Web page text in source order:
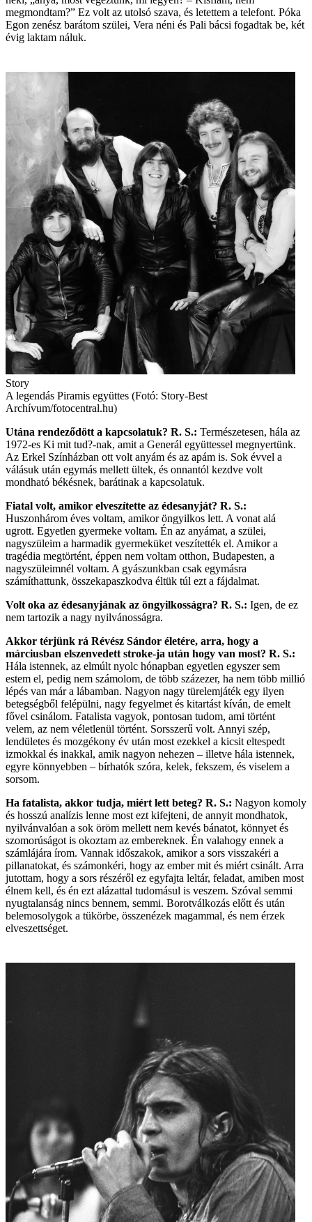
megmondtam?” Ez volt az utolsó szava, és letettem a telefont. Póka
Egon zenész barátom szülei, Vera néni és Pali bácsi fogadtak be, két
évig laktam náluk.
Story
A legendás Piramis együttes (Fotó: Story-Best
Archívum/fotocentral.hu)
Utána rendeződött a kapcsolatuk? R. S.: Természetesen, hála az
1972-es Ki mit tud?-nak, amit a Generál együttessel megnyertünk.
Az Erkel Színházban ott volt anyám és az apám is. Sok évvel a
válásuk után egymás mellett ültek, és onnantól kezdve volt
mondható békésnek, barátinak a kapcsolatuk.
Fiatal volt, amikor elveszítette az édesanyját? R. S.:
Huszonhárom éves voltam, amikor öngyilkos lett. A vonat alá
ugrott. Egyetlen gyermeke voltam. Én az anyámat, a szülei,
nagyszüleim a harmadik gyermeküket veszítették el. Amikor a
tragédia megtörtént, éppen nem voltam otthon, Budapesten, a
nagyszüleimnél voltam. A gyászunkban csak egymásra
számíthattunk, összekapaszkodva éltük túl ezt a fájdalmat.
Volt oka az édesanyjának az öngyilkosságra? R. S.: Igen, de ez
nem tartozik a nagy nyilvánosságra.
Akkor térjünk rá Révész Sándor életére, arra, hogy a
márciusban elszenvedett ­stroke-ja után hogy van most? R. S.:
Hála istennek, az elmúlt nyolc hónapban egyetlen egyszer sem
estem el, pedig nem számolom, de több százezer, ha nem több millió
lépés van már a lábamban. Nagyon nagy türelemjáték egy ilyen
betegségből felépülni, nagy fegyelmet és kitartást kíván, de emelt
fővel csinálom. Fatalista vagyok, pontosan tudom, ami történt
velem, az nem véletlenül történt. Sorsszerű volt. Annyi szép,
lendületes és mozgékony év után most ezekkel a kicsit eltespedt
izmokkal és inakkal, amik nagyon nehezen ­– illetve hála istennek,
egyre könnyebben – bírhatók szóra, kelek, fekszem, és viselem a
sorsom.
Ha fatalista, akkor tudja, miért lett beteg? R. S.: Nagyon komoly
és hosszú analízis lenne most ezt kifejteni, de annyit mondhatok,
nyilvánvalóan a sok öröm mellett nem kevés bánatot, könnyet és
szomorúságot is okoztam az embereknek. Én valahogy ennek a
számlájára írom. Vannak időszakok, amikor a sors visszakéri a
pillanatokat, és számon­kéri, hogy az ember mit és miért csinált. Arra
jutottam, hogy a sors részéről ez egyfajta leltár, feladat, amiben most
élnem kell, és én ezt alázattal tudomásul is veszem. Szóval semmi
nyugtalanság nincs bennem, semmi. Borotválkozás előtt és után
belemosolygok a tükörbe, összenézek magammal, és nem érzek
elveszettséget.